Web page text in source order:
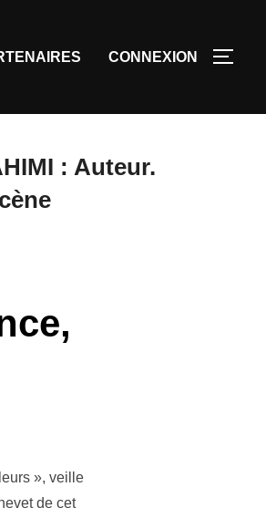
CONNEXION
: Auteur.
», veille
de cet